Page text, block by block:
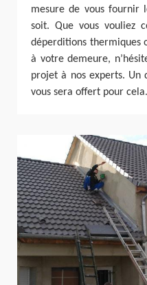
mesure de vous fournir
soit. Que vous vouliez
déperditions thermiques
à votre demeure,
projet à nos experts. Un
vous sera offert pour cela.